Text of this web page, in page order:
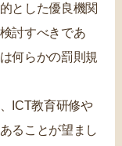
とした優良機関
討すべきであ
何らかの罰則規
ICT教育研修や
ることが望まし